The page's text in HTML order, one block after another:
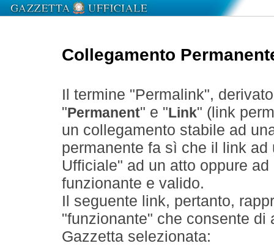
Collegamento
Il termine "Permalink",
" Permanent" e " Link" (link
un collegamento stabile ad
permanente fa sì che il link
Ufficiale" ad un atto oppure
funzionante e valido.
Il seguente link, pertanto,
"funzionante" che consente
Gazzetta selezionata: